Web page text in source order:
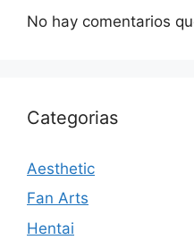
No hay comentarios
Categorias
Aesthetic
Fan Arts
Hentai